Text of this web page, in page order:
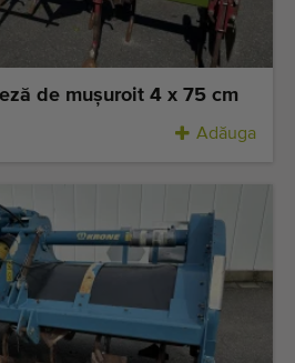
de muşuroit 4 x 75 cm
Adăuga